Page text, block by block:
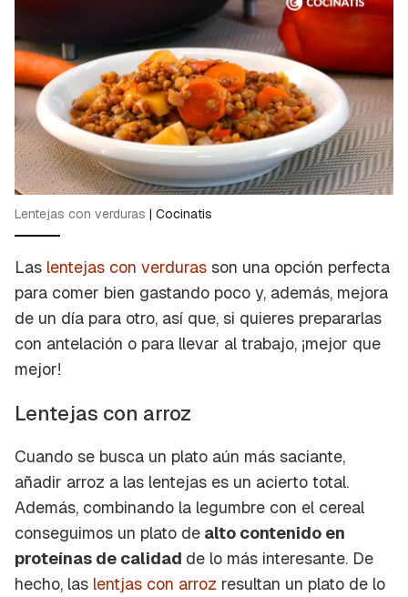
Lentejas con verduras | Cocinatis
Las lentejas con verduras son una opción perfecta
para comer bien gastando poco y, además, mejora
de un día para otro, así que, si quieres prepararlas
con antelación o para llevar al trabajo, ¡mejor que
mejor!
Lentejas con arroz
Cuando se busca un plato aún más saciante,
añadir arroz a las lentejas es un acierto total.
Además, combinando la legumbre con el cereal
conseguimos un plato de alto contenido en
proteínas de calidad de lo más interesante. De
hecho, las lentjas con arroz resultan un plato de lo